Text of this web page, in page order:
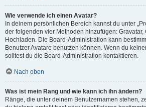
Wie verwende ich einen Avatar?
In deinem persönlichen Bereich kannst du unter
der folgenden vier Methoden hinzufügen: Gravatar,
Hochladen. Die Board-Administration kann
Benutzer Avatare benutzen können. Wenn du
solltest du die Board-Administration kontaktieren.
Nach oben
Was ist mein Rang und wie kann ich ihn ändern?
Ränge, die unter deinem Benutzernamen stehen,